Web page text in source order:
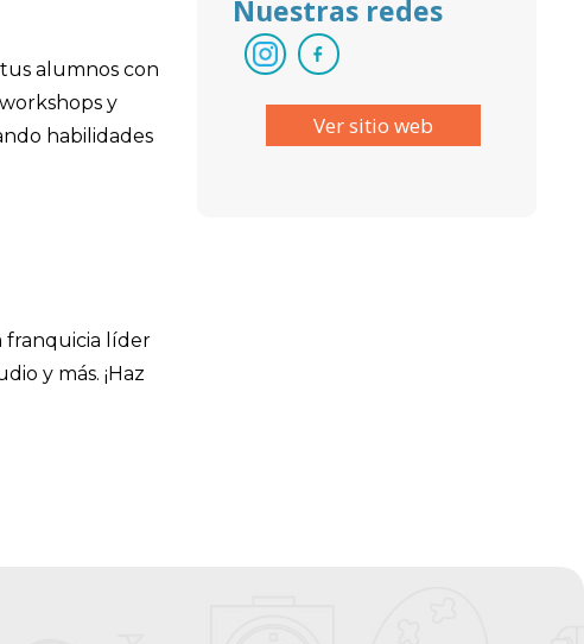
alumnos con
y
habilidades
franquicia líder
y más. ¡Haz
Nuestras redes
Ver sitio web